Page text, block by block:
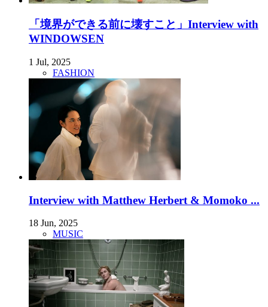
「境界ができる前に壊すこと」Interview with
WINDOWSEN
1 Jul, 2025
FASHION
Interview with Matthew Herbert & Momoko ...
18 Jun, 2025
MUSIC